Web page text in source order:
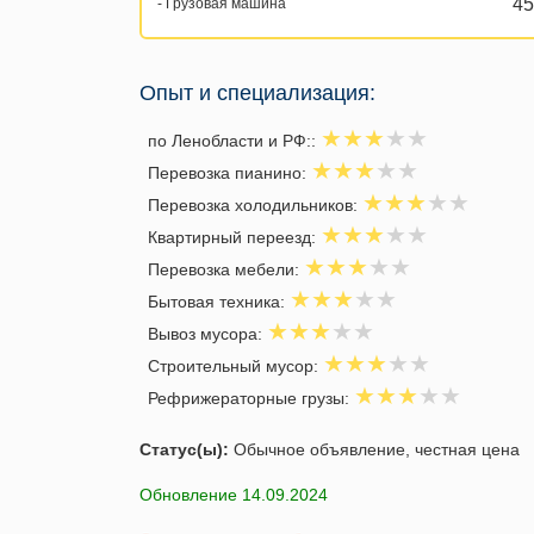
Опыт и специализация:
по Ленобласти и РФ::
Перевозка пианино:
Перевозка холодильников:
Квартирный переезд:
Перевозка мебели:
Бытовая техника:
Вывоз мусора:
Строительный мусор:
Рефрижераторные грузы:
Статус(ы): Обычное объявление, честная цена
Обновление 14.09.2024